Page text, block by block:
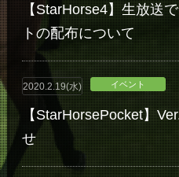
【StarHorse4】生放送
トの配布について
2020.2.19(水) イベント
【StarHorsePocket】
せ